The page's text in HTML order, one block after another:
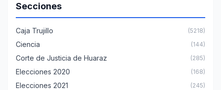
Secciones
Caja Trujillo (5218)
Ciencia (144)
Corte de Justicia de Huaraz (285)
Elecciones 2020 (168)
Elecciones 2021 (245)